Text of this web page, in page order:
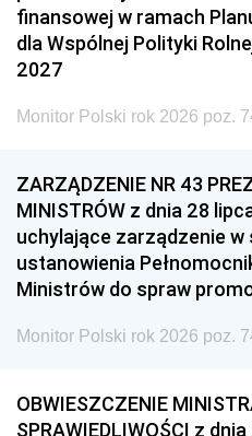
finansowej w ramach
dla Wspólnej Polityki
2027
Monitor Polski rok 2026 poz.
ZARZĄDZENIE NR 43
MINISTRÓW z dnia 28
uchylające zarządzenie w
ustanowienia
Ministrów do spraw
Monitor Polski rok 2026 poz.
OBWIESZCZENIE
SPRAWIEDLIWOŚCI z